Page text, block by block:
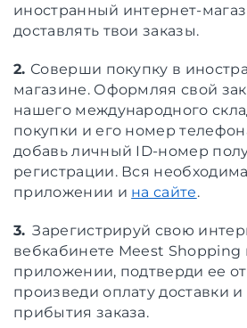
иностранный интернет-
доставлять твои заказы.
2. Соверши покупку в
магазине. Оформляя свой
нашего международного
покупки и его номер
добавь личный ID-номер
регистрации. Вся
приложении и на сайте.
3. Зарегистрируй свою
вебкабинете Meest
приложении, подтверди ее
произведи оплату доставки
прибытия заказа.